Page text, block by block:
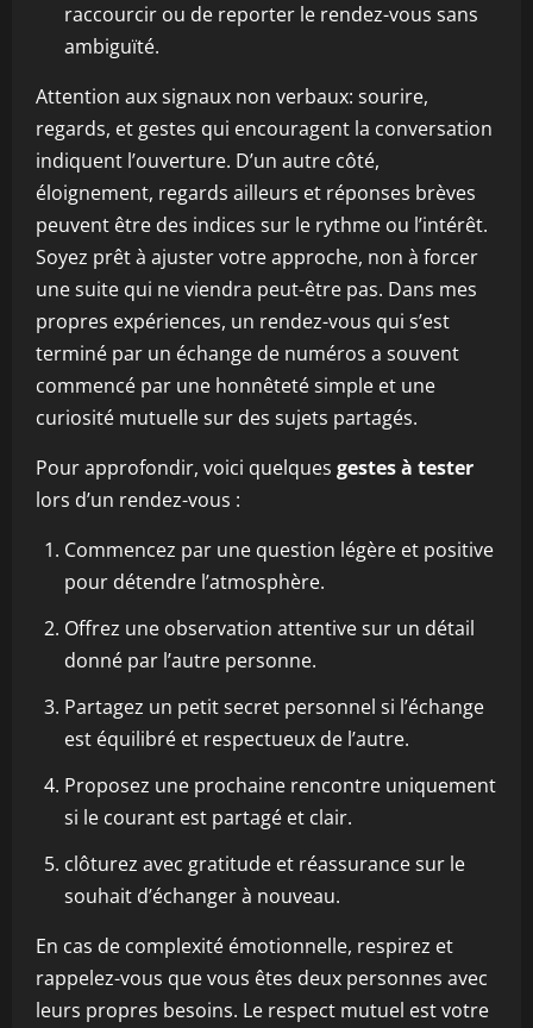
raccourcir ou de reporter le rendez-vous sans
ambiguïté.
Attention aux signaux non verbaux: sourire,
regards, et gestes qui encouragent la conversation
indiquent l’ouverture. D’un autre côté,
éloignement, regards ailleurs et réponses brèves
peuvent être des indices sur le rythme ou l’intérêt.
Soyez prêt à ajuster votre approche, non à forcer
une suite qui ne viendra peut-être pas. Dans mes
propres expériences, un rendez-vous qui s’est
terminé par un échange de numéros a souvent
commencé par une honnêteté simple et une
curiosité mutuelle sur des sujets partagés.
Pour approfondir, voici quelques gestes à tester
lors d’un rendez-vous :
Commencez par une question légère et positive
pour détendre l’atmosphère.
Offrez une observation attentive sur un détail
donné par l’autre personne.
Partagez un petit secret personnel si l’échange
est équilibré et respectueux de l’autre.
Proposez une prochaine rencontre uniquement
si le courant est partagé et clair.
clôturez avec gratitude et réassurance sur le
souhait d’échanger à nouveau.
En cas de complexité émotionnelle, respirez et
rappelez-vous que vous êtes deux personnes avec
leurs propres besoins. Le respect mutuel est votre